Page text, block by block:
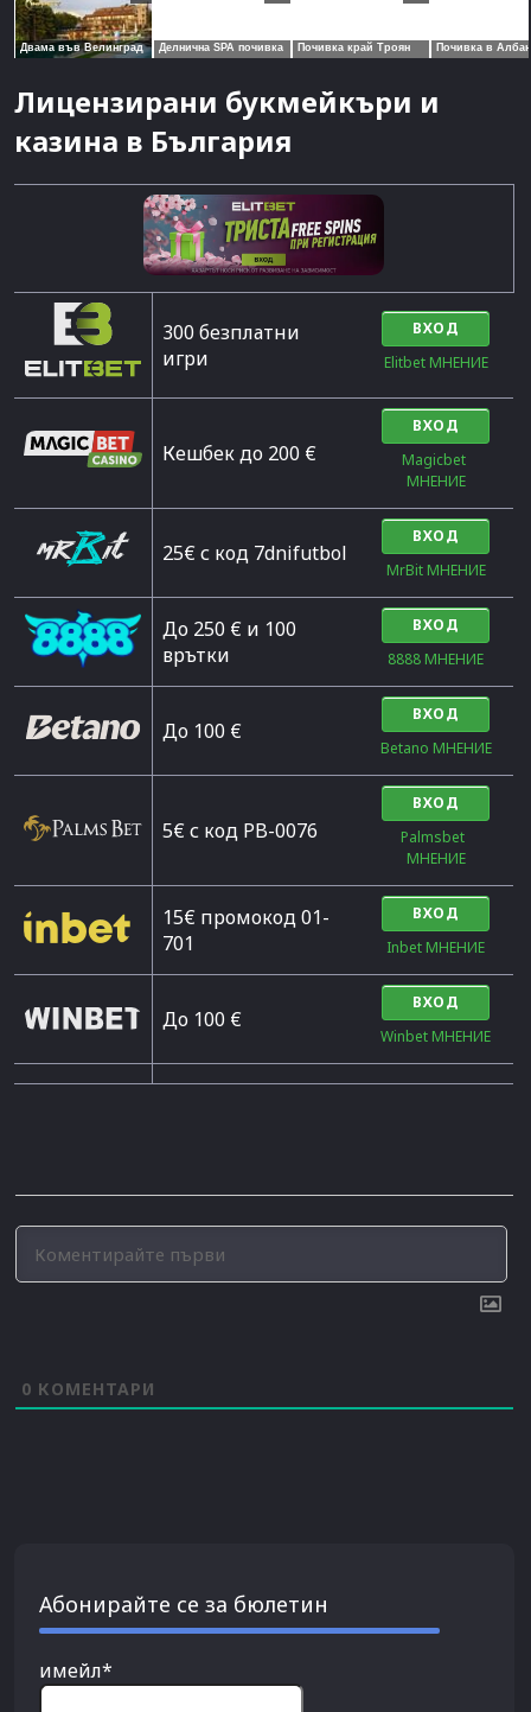
Лицензирани букмейкъри и
казина в България
300 безплатни
игри
ВХОД
Elitbet МНЕНИЕ
Кешбек до 200 €
ВХОД
Magicbet
МНЕНИЕ
25€ с код 7dnifutbol
ВХОД
MrBit МНЕНИЕ
До 250 € и 100
врътки
ВХОД
8888 МНЕНИЕ
Дo 100 €
ВХОД
Betano МНЕНИЕ
5€ с код PB-0076
ВХОД
Palmsbet
МНЕНИЕ
15€ промокод 01-
701
ВХОД
Inbet МНЕНИЕ
До 100 €
ВХОД
Winbet МНЕНИЕ
0 КОМЕНТАРИ
Абонирайте се за бюлетин
имейл*